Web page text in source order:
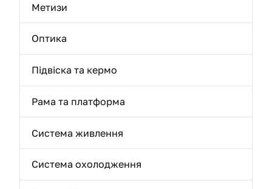
Метизи
Оптика
Підвіска та кермо
Рама та платформа
Система живлення
Система охолодження